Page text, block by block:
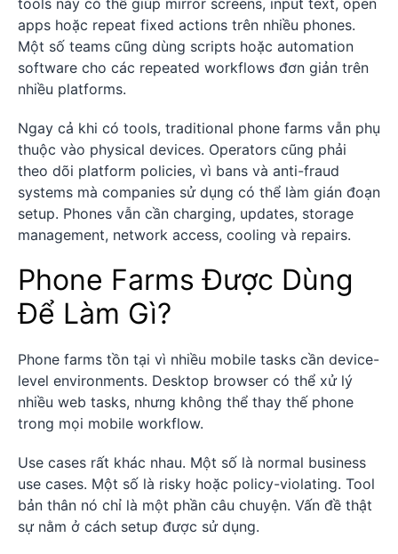
apps hoặc repeat fixed actions trên nhiều phones.
Một số teams cũng dùng scripts hoặc automation
software cho các repeated workflows đơn giản trên
nhiều platforms.
Ngay cả khi có tools, traditional phone farms vẫn phụ
thuộc vào physical devices. Operators cũng phải
theo dõi platform policies, vì bans và anti-fraud
systems mà companies sử dụng có thể làm gián đoạn
setup. Phones vẫn cần charging, updates, storage
management, network access, cooling và repairs.
Phone Farms Được Dùng
Để Làm Gì?
Phone farms tồn tại vì nhiều mobile tasks cần device-
level environments. Desktop browser có thể xử lý
nhiều web tasks, nhưng không thể thay thế phone
trong mọi mobile workflow.
Use cases rất khác nhau. Một số là normal business
use cases. Một số là risky hoặc policy-violating. Tool
bản thân nó chỉ là một phần câu chuyện. Vấn đề thật
sự nằm ở cách setup được sử dụng.